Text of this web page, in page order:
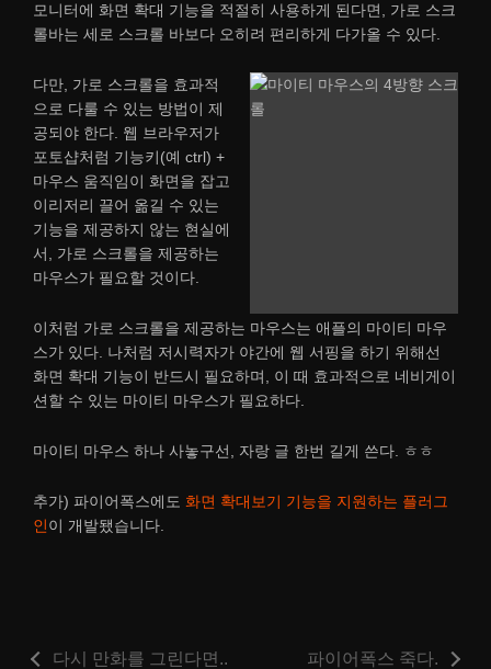
모니터에 화면 확대 기능을 적절히 사용하게 된다면, 가로 스크
롤바는 세로 스크롤 바보다 오히려 편리하게 다가올 수 있다.
다만, 가로 스크롤을 효과적
으로 다룰 수 있는 방법이 제
공되야 한다. 웹 브라우저가
포토샵처럼 기능키(예 ctrl) +
마우스 움직임이 화면을 잡고
이리저리 끌어 옮길 수 있는
기능을 제공하지 않는 현실에
서, 가로 스크롤을 제공하는
마우스가 필요할 것이다.
이처럼 가로 스크롤을 제공하는 마우스는 애플의 마이티 마우
스가 있다. 나처럼 저시력자가 야간에 웹 서핑을 하기 위해선
화면 확대 기능이 반드시 필요하며, 이 때 효과적으로 네비게이
션할 수 있는 마이티 마우스가 필요하다.
마이티 마우스 하나 사놓구선, 자랑 글 한번 길게 쓴다. ㅎㅎ
추가) 파이어폭스에도 화면 확대보기 기능을 지원하는 플러그
인이 개발됐습니다.
다시 만화를 그린다면.. 파이어폭스 죽다.